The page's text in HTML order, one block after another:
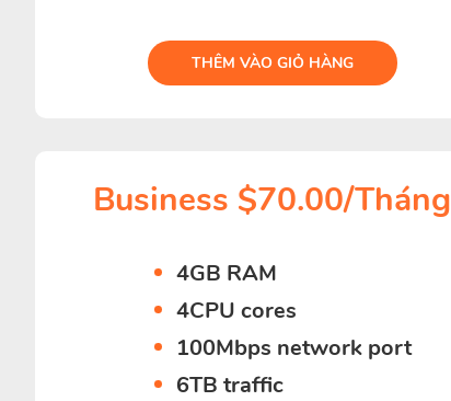
THÊM VÀO GIỎ HÀNG
Business $70.00/Tháng
4GB RAM
4CPU cores
100Mbps network port
6TB traffic